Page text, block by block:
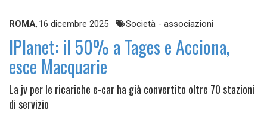
ROMA, 16 dicembre 2025 Società - associazioni
IPlanet: il 50% a Tages e Acciona,
esce Macquarie
La jv per le ricariche e-car ha già convertito oltre 70 stazioni
di servizio